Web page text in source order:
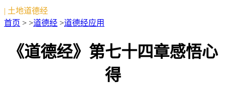
| 土地道德经
首页 > >道德经 >道德经应用
《道德经》第七十四章感悟心
得